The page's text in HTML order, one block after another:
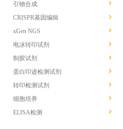
引物合成
CRISPR基因编辑
xGen NGS
电泳转印试剂
制胶试剂
蛋白印迹检测试剂
转印检测试剂
细胞培养
ELISA检测